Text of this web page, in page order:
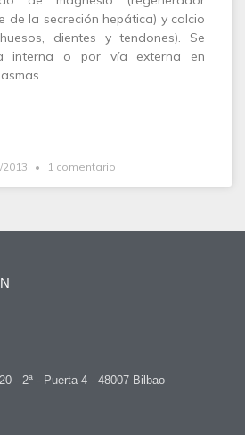
de la secreción hepática) y calcio
dientes y tendones). Se
interna o por vía externa en
2013 1 comentario
- 2ª - Puerta 4 - 48007 Bilbao